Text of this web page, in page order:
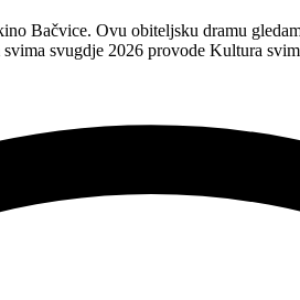
Bačvice. Ovu obiteljsku dramu
svugdje 2026 provode Kultura